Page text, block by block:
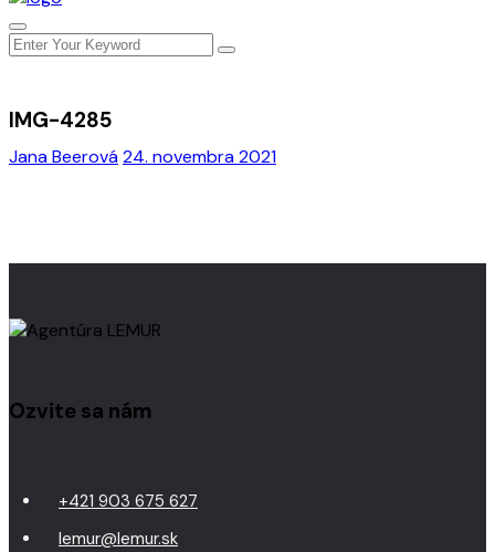
Jana Beerová24. novembra 2021
IMG-4285
Ozvite sa nám
+421 903 675 627
lemur@lemur.sk